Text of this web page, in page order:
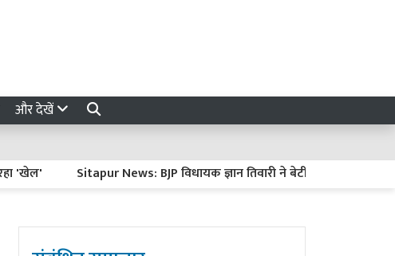
और देखें
Sitapur News: BJP विधायक ज्ञान तिवारी ने बेटी संग जारी किया भावुक